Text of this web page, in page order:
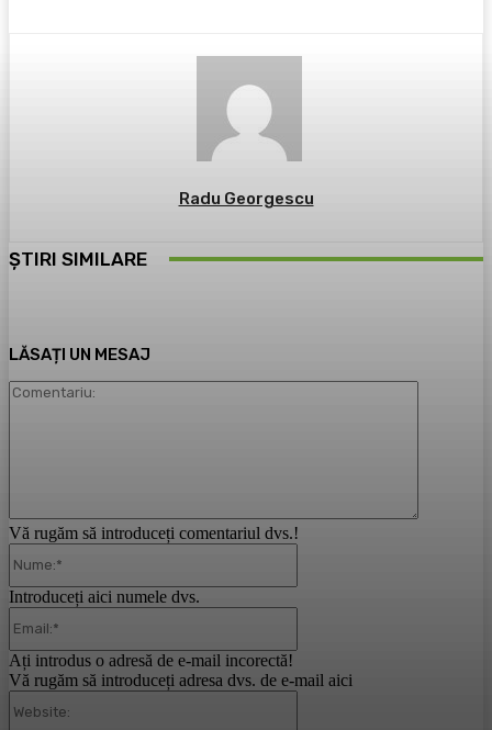
Radu Georgescu
ȘTIRI SIMILARE
LĂSAȚI UN MESAJ
Vă rugăm să introduceți comentariul dvs.!
Introduceți aici numele dvs.
Ați introdus o adresă de e-mail incorectă!
Vă rugăm să introduceți adresa dvs. de e-mail aici